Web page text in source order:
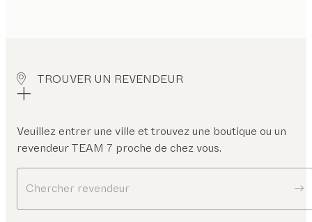
TROUVER UN REVENDEUR
Veuillez entrer une ville et trouvez une boutique ou un
revendeur TEAM 7 proche de chez vous.
Chercher revendeur